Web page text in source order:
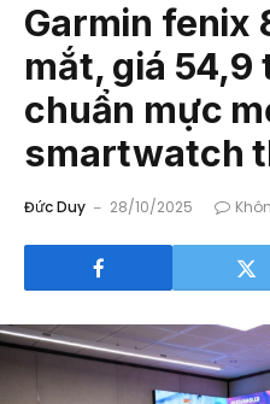
Garmin fenix
mắt, giá 54,9
chuẩn mực
smartwatch
Đức Duy 28/10/2025